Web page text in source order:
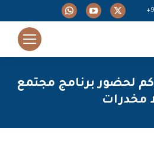
X
in
window
YouTube
in
window
Whatsapp
opens
in
window
لحضور برنامج مجتمع
مخدرات